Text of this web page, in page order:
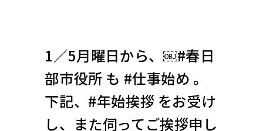
1／5月曜日から、￼#春日
部市役所 も #仕事始め 。
下記、#年始挨拶 をお受け
し、また伺ってご挨拶申し